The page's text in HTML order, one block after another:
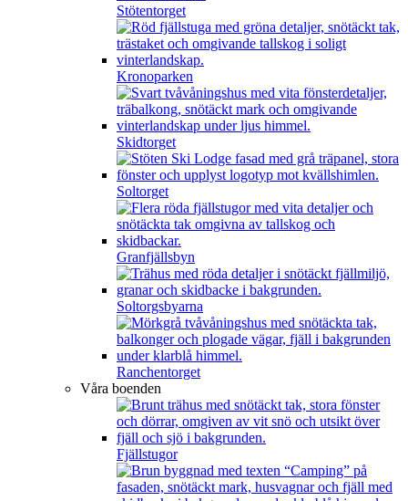
Stötentorget
Kronoparken
Skidtorget
Soltorget
Granfjällsbyn
Soltorgsbyarna
Ranchentorget
Våra boenden
Fjällstugor